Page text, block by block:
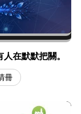
在默默把關。
冊